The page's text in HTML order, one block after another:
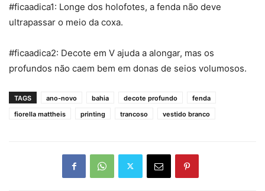
#ficaadica1: Longe dos holofotes, a fenda não deve
ultrapassar o meio da coxa.
#ficaadica2: Decote em V ajuda a alongar, mas os
profundos não caem bem em donas de seios volumosos.
TAGS ano-novo bahia decote profundo
fenda
fiorella mattheis
printing trancoso vestido branco